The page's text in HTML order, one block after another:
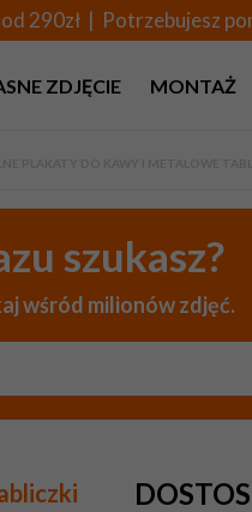
290zł | Potrzebujesz
ZDJĘCIE MONTAŻ
szukasz?
wśród milionów zdjęć.